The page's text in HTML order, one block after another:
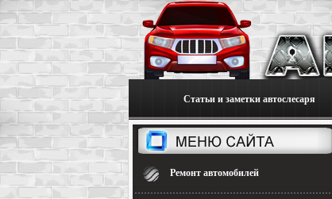
Статьи и заметки автослесаря
Ремонт автомобилей